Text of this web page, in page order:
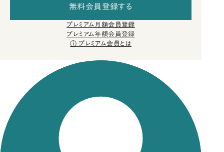
無料会員登録する
プレミアム月額会員登録
プレミアム年額会員登録
プレミアム会員とは